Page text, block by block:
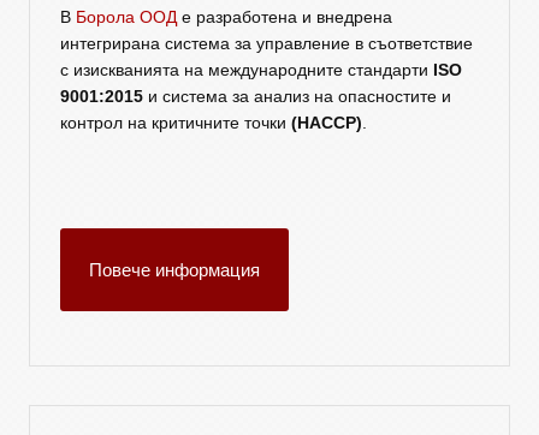
В Борола ООДе разработена и внедрена
интегрирана система за управление в съответствие
с изискванията на международните стандарти ISO
9001:2015 и система за анализ на опасностите и
контрол на критичните точки (HACCP).
Повече информация